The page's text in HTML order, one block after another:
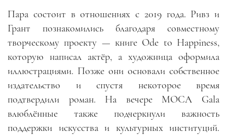
Пара состоит в отношениях с 2019 года. Ривз и
Грант познакомились благодаря совместному
творческому проекту — книге Ode to Happiness,
которую написал актёр, а художница оформила
иллюстрациями. Позже они основали собственное
издательство и спустя некоторое время
подтвердили роман. На вечере MOCA Gala
влюблённые также подчеркнули важность
поддержки искусства и культурных институций.